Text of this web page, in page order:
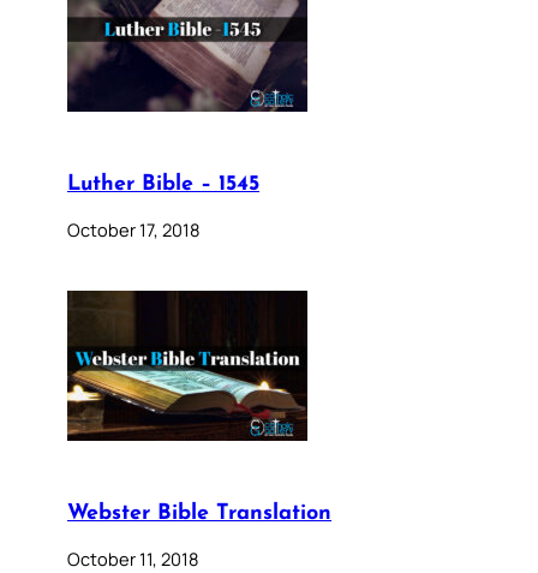
Luther Bible – 1545
October 17, 2018
Webster Bible Translation
October 11, 2018